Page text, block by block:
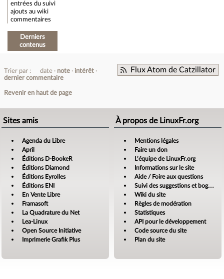
entrées du suivi
ajouts au wiki
commentaires
Derniers
contenus
Flux Atom de Catzillator
Trier par : date note
intérêt
dernier commentaire
Revenir en haut de page
Sites amis
Agenda du Libre
April
Éditions D-BookeR
Éditions Diamond
Éditions Eyrolles
Éditions ENI
En Vente Libre
Framasoft
La Quadrature du Net
Lea-Linux
Open Source Initiative
Imprimerie Grafik Plus
À propos de LinuxFr.org
Mentions légales
Faire un don
L’équipe de LinuxFr.org
Informations sur le site
Aide / Foire aux questions
Suivi des suggestions et bogues
Wiki du site
Règles de modération
Statistiques
API pour le développement
Code source du site
Plan du site